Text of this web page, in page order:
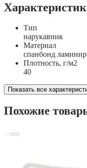
Тип
нарукавник
Материал
спанбонд
Плотность, г/м2
40
Показать все
Похожие